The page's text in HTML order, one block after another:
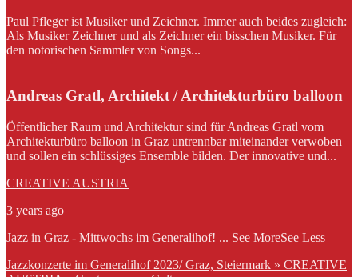
Paul Pfleger ist Musiker und Zeichner. Immer auch beides zugleich:
Als Musiker Zeichner und als Zeichner ein bisschen Musiker. Für
den notorischen Sammler von Songs...
Andreas Gratl, Architekt / Architekturbüro balloon
Öffentlicher Raum und Architektur sind für Andreas Gratl vom
Architekturbüro balloon in Graz untrennbar miteinander verwoben
und sollen ein schlüssiges Ensemble bilden. Der innovative und...
CREATIVE AUSTRIA
3 years ago
Jazz in Graz - Mittwochs im Generalihof! ... See MoreSee Less
Jazzkonzerte im Generalihof 2023/ Graz, Steiermark » CREATIVE